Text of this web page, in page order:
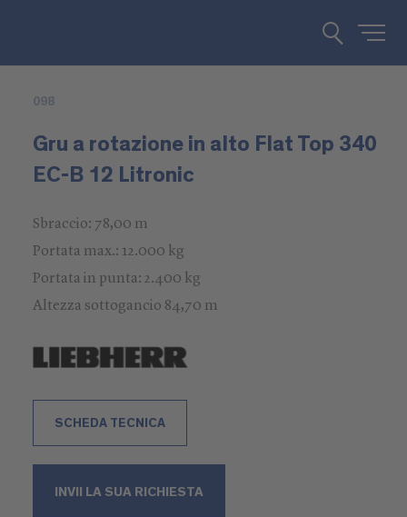
098
Gru a rotazione in alto Flat Top 340
EC-B 12 Litronic
Sbraccio: 78,00 m
Portata max.: 12.000 kg
Portata in punta: 2.400 kg
Altezza sottogancio 84,70 m
SCHEDA TECNICA
INVII LA SUA RICHIESTA